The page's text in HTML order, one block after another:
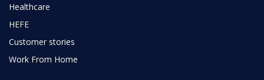
Healthcare
HEFE
Customer stories
Work From Home